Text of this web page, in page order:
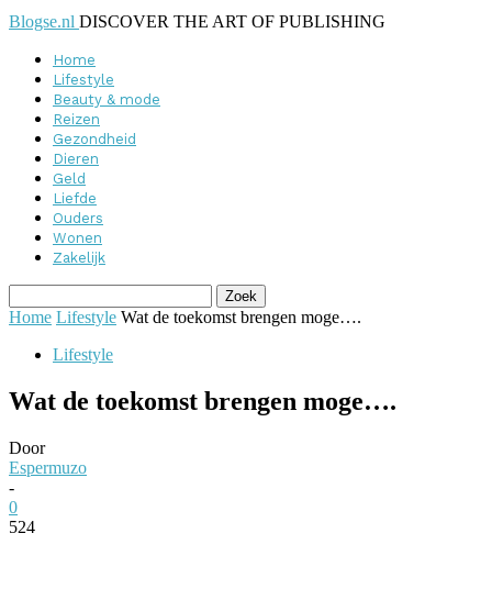
Blogse.nl DISCOVER THE ART OF PUBLISHING
Home
Lifestyle
Beauty & mode
Reizen
Gezondheid
Dieren
Geld
Liefde
Ouders
Wonen
Zakelijk
Home Lifestyle Wat de toekomst brengen moge….
Lifestyle
Wat de toekomst brengen moge….
Door
Espermuzo
-
0
524